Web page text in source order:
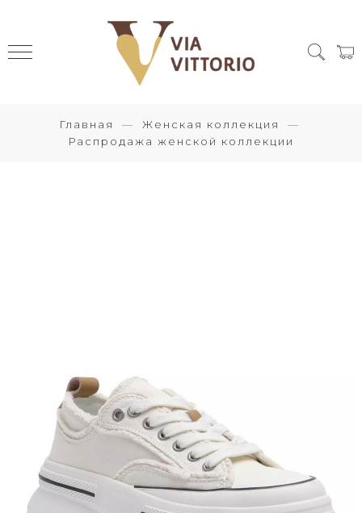
Главная
Женская коллекция
Распродажа женской коллекции